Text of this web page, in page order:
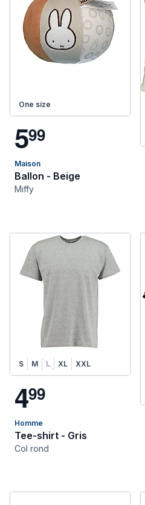
One size
599
Maison
Ballon - Beige
Miffy
S M L XL XXL
499
Homme
Tee-shirt - Gris
Col rond